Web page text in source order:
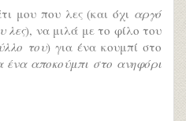
μου που λες (και όχι αργό
λες), να μιλά με το φίλο του
του) για ένα κουμπί στο
ένα αποκούμπι στο ανηφόρι